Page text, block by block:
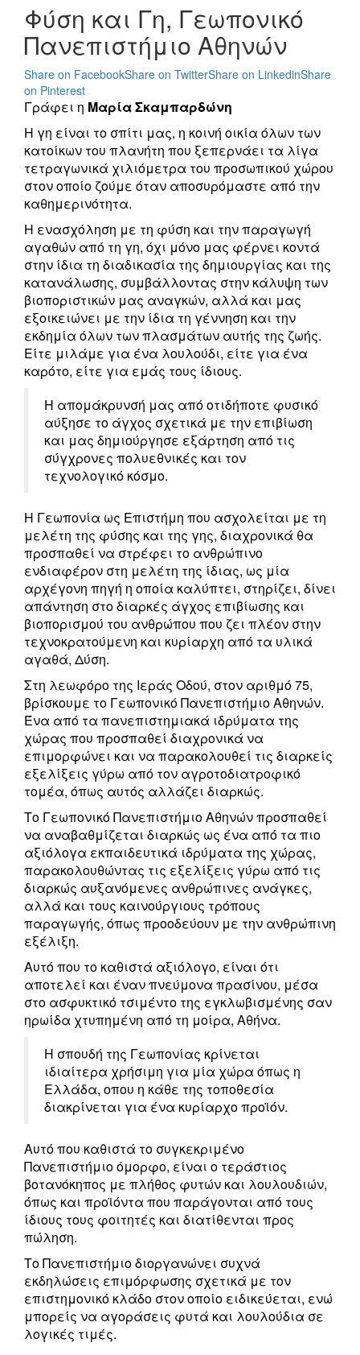
Φύση και Γη, Γεωπονικό
Πανεπιστήμιο Αθηνών
Share on FacebookShare on TwitterShare on LinkedinShare
on Pinterest
Γράφει η Μαρία Σκαμπαρδώνη
Η γη είναι το σπίτι μας, η κοινή οικία όλων των
κατοίκων του πλανήτη που ξεπερνάει τα λίγα
τετραγωνικά χιλιόμετρα του προσωπικού χώρου
στον οποίο ζούμε όταν αποσυρόμαστε από την
καθημερινότητα.
Η ενασχόληση με τη φύση και την παραγωγή
αγαθών από τη γη, όχι μόνο μας φέρνει κοντά
στην ίδια τη διαδικασία της δημιουργίας και της
κατανάλωσης, συμβάλλοντας στην κάλυψη των
βιοποριστικών μας αναγκών, αλλά και μας
εξοικειώνει με την ίδια τη γέννηση και την
εκδημία όλων των πλασμάτων αυτής της ζωής.
Είτε μιλάμε για ένα λουλούδι, είτε για ένα
καρότο, είτε για εμάς τους ίδιους.
Η απομάκρυνσή μας από οτιδήποτε φυσικό
αύξησε το άγχος σχετικά με την επιβίωση
και μας δημιούργησε εξάρτηση από τις
σύγχρονες πολυεθνικές και τον
τεχνολογικό κόσμο.
Η Γεωπονία ως Επιστήμη που ασχολείται με τη
μελέτη της φύσης και της γης, διαχρονικά θα
προσπαθεί να στρέφει το ανθρώπινο
ενδιαφέρον στη μελέτη της ίδιας, ως μία
αρχέγονη πηγή η οποία καλύπτει, στηρίζει, δίνει
απάντηση στο διαρκές άγχος επιβίωσης και
βιοπορισμού του ανθρώπου που ζει πλέον στην
τεχνοκρατούμενη και κυρίαρχη από τα υλικά
αγαθά, Δύση.
Στη λεωφόρο της Ιεράς Οδού, στον αριθμό 75,
βρίσκουμε το Γεωπονικό Πανεπιστήμιο Αθηνών.
Ένα από τα πανεπιστημιακά ιδρύματα της
χώρας που προσπαθεί διαχρονικά να
επιμορφώνει και να παρακολουθεί τις διαρκείς
εξελίξεις γύρω από τον αγροτοδιατροφικό
τομέα, όπως αυτός αλλάζει διαρκώς.
Το Γεωπονικό Πανεπιστήμιο Αθηνών προσπαθεί
να αναβαθμίζεται διαρκώς ως ένα από τα πιο
αξιόλογα εκπαιδευτικά ιδρύματα της χώρας,
παρακολουθώντας τις εξελίξεις γύρω από τις
διαρκώς αυξανόμενες ανθρώπινες ανάγκες,
αλλά και τους καινούργιους τρόπους
παραγωγής, όπως προοδεύουν με την ανθρώπινη
εξέλιξη.
Αυτό που το καθιστά αξιόλογο, είναι ότι
αποτελεί και έναν πνεύμονα πρασίνου, μέσα
στο ασφυκτικό τσιμέντο της εγκλωβισμένης σαν
ηρωίδα χτυπημένη από τη μοίρα, Αθήνα.
Η σπουδή της Γεωπονίας κρίνεται
ιδιαίτερα χρήσιμη για μία χώρα όπως η
Ελλάδα, οπου η κάθε της τοποθεσία
διακρίνεται για ένα κυρίαρχο προϊόν.
Αυτό που καθιστά το συγκεκριμένο
Πανεπιστήμιο όμορφο, είναι ο τεράστιος
βοτανόκηπος με πλήθος φυτών και λουλουδιών,
όπως και προϊόντα που παράγονται από τους
ίδιους τους φοιτητές και διατίθενται προς
πώληση.
Το Πανεπιστήμιο διοργανώνει συχνά
εκδηλώσεις επιμόρφωσης σχετικά με τον
επιστημονικό κλάδο στον οποίο ειδικεύεται, ενώ
μπορείς να αγοράσεις φυτά και λουλούδια σε
λογικές τιμές.